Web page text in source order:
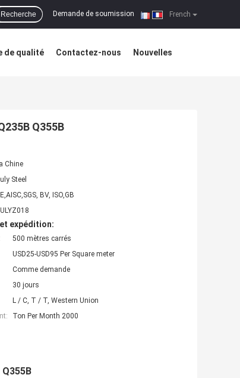
French
Demande de soumission |
Recherche
de qualité Contactez-nous Nouvelles
Q355B
Chine
Steel
BV, ISO,GB
expédition:
500 mètres carrés
USD25-USD95 Per Square meter
Comme demande
30 jours
L / C, T / T, Western Union
Ton Per Month 2000